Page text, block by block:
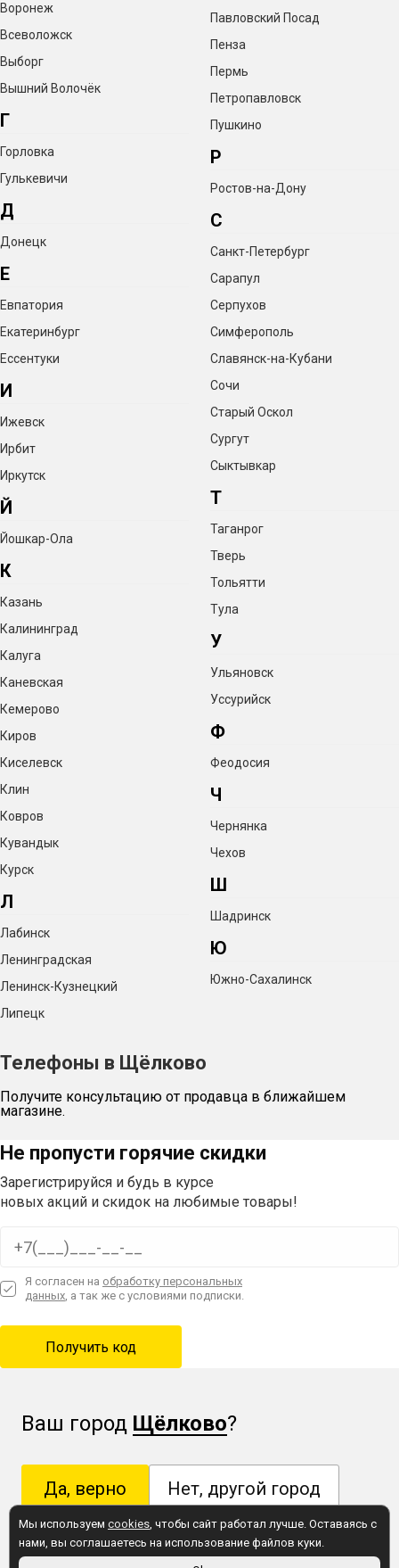
Мы используем cookies, чтобы сайт работал лучше. Оставаясь с
нами, вы соглашаетесь на использование файлов куки.
Воронеж
Всеволожск
Выборг
Вышний Волочёк
Г
Горловка
Гулькевичи
Д
Донецк
Е
Евпатория
Екатеринбург
Ессентуки
И
Ижевск
Ирбит
Иркутск
Й
Йошкар-Ола
К
Казань
Калининград
Калуга
Каневская
Кемерово
Киров
Киселевск
Клин
Ковров
Кувандык
Курск
Л
Лабинск
Ленинградская
Ленинск-Кузнецкий
Липецк
Павловский Посад
Пенза
Пермь
Петропавловск
Пушкино
Р
Ростов-на-Дону
С
Санкт-Петербург
Сарапул
Серпухов
Симферополь
Славянск-на-Кубани
Сочи
Старый Оскол
Сургут
Сыктывкар
Т
Таганрог
Тверь
Тольятти
Тула
У
Ульяновск
Уссурийск
Ф
Феодосия
Ч
Чернянка
Чехов
Ш
Шадринск
Ю
Южно-Сахалинск
Телефоны в Щёлково
Получите консультацию от продавца в ближайшем
магазине.
Не пропусти горячие скидки
Зарегистрируйся и будь в курсе
новых акций и скидок на любимые товары!
Я согласен на обработку персональных
данных, а так же с условиями подписки.
Ваш город Щёлково?
Да, верно Нет, другой город
Это правда важно! Укажите свой город, чтобы